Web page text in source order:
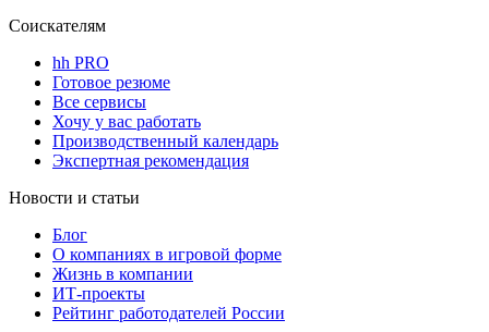
Соискателям
hh PRO
Готовое резюме
Все сервисы
Хочу у вас работать
Производственный календарь
Экспертная рекомендация
Новости и статьи
Блог
О компаниях в игровой форме
Жизнь в компании
ИТ-проекты
Рейтинг работодателей России